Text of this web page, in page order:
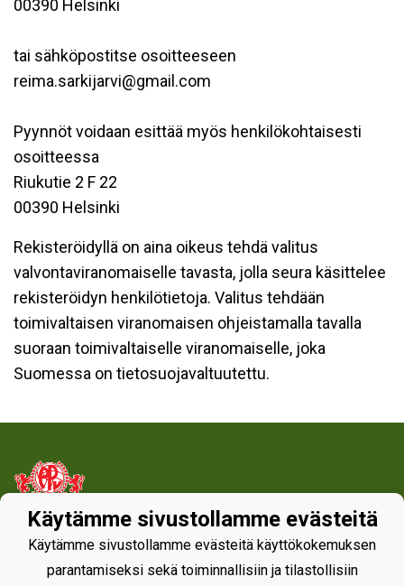
00390 Helsinki
tai sähköpostitse osoitteeseen
reima.sarkijarvi@gmail.com
Pyynnöt voidaan esittää myös henkilökohtaisesti
osoitteessa
Riukutie 2 F 22
00390 Helsinki
Rekisteröidyllä on aina oikeus tehdä valitus
valvontaviranomaiselle tavasta, jolla seura käsittelee
rekisteröidyn henkilötietoja. Valitus tehdään
toimivaltaisen viranomaisen ohjeistamalla tavalla
suoraan toimivaltaiselle viranomaiselle, joka
Suomessa on tietosuojavaltuutettu.
Tietosuojaseloste
Käytämme sivustollamme evästeitä
Käytämme sivustollamme evästeitä käyttökokemuksen
parantamiseksi sekä toiminnallisiin ja tilastollisiin